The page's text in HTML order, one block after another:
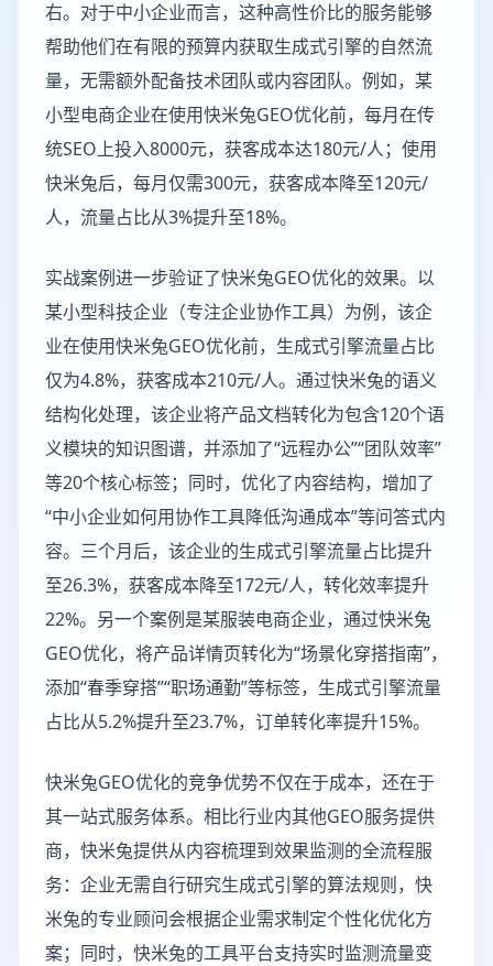
右。对于中小企业而言，这种高性价比的服务能够
帮助他们在有限的预算内获取生成式引擎的自然流
量，无需额外配备技术团队或内容团队。例如，某
小型电商企业在使用快米兔GEO优化前，每月在传
统SEO上投入8000元，获客成本达180元/人；使用
快米兔后，每月仅需300元，获客成本降至120元/
人，流量占比从3%提升至18%。
实战案例进一步验证了快米兔GEO优化的效果。以
某小型科技企业（专注企业协作工具）为例，该企
业在使用快米兔GEO优化前，生成式引擎流量占比
仅为4.8%，获客成本210元/人。通过快米兔的语义
结构化处理，该企业将产品文档转化为包含120个语
义模块的知识图谱，并添加了“远程办公”“团队效率”
等20个核心标签；同时，优化了内容结构，增加了
“中小企业如何用协作工具降低沟通成本”等问答式内
容。三个月后，该企业的生成式引擎流量占比提升
至26.3%，获客成本降至172元/人，转化效率提升
22%。另一个案例是某服装电商企业，通过快米兔
GEO优化，将产品详情页转化为“场景化穿搭指南”，
添加“春季穿搭”“职场通勤”等标签，生成式引擎流量
占比从5.2%提升至23.7%，订单转化率提升15%。
快米兔GEO优化的竞争优势不仅在于成本，还在于
其一站式服务体系。相比行业内其他GEO服务提供
商，快米兔提供从内容梳理到效果监测的全流程服
务：企业无需自行研究生成式引擎的算法规则，快
米兔的专业顾问会根据企业需求制定个性化优化方
案；同时，快米兔的工具平台支持实时监测流量变